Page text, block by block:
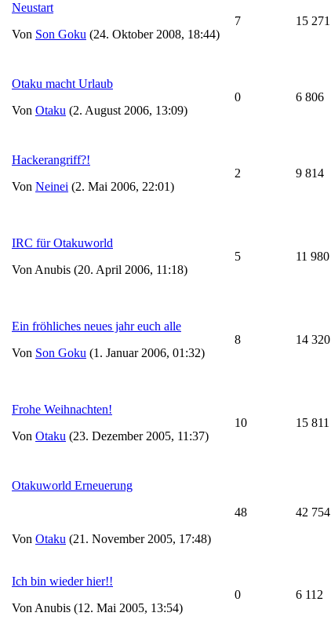
Neustart
Von Son Goku (24. Oktober 2008, 18:44)
7 15 271
Otaku macht Urlaub
Von Otaku (2. August 2006, 13:09)
0 6 806
Hackerangriff?!
Von Neinei (2. Mai 2006, 22:01)
2 9 814
IRC für Otakuworld
Von Anubis (20. April 2006, 11:18)
5 11 980
Ein fröhliches neues jahr euch alle
Von Son Goku (1. Januar 2006, 01:32)
8 14 320
Frohe Weihnachten!
Von Otaku (23. Dezember 2005, 11:37)
10 15 811
Otakuworld Erneuerung
Von Otaku (21. November 2005, 17:48)
48 42 754
Ich bin wieder hier!!
Von Anubis (12. Mai 2005, 13:54)
0 6 112